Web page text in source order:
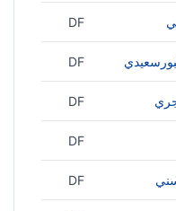
DF
DF
DF
DF
DF